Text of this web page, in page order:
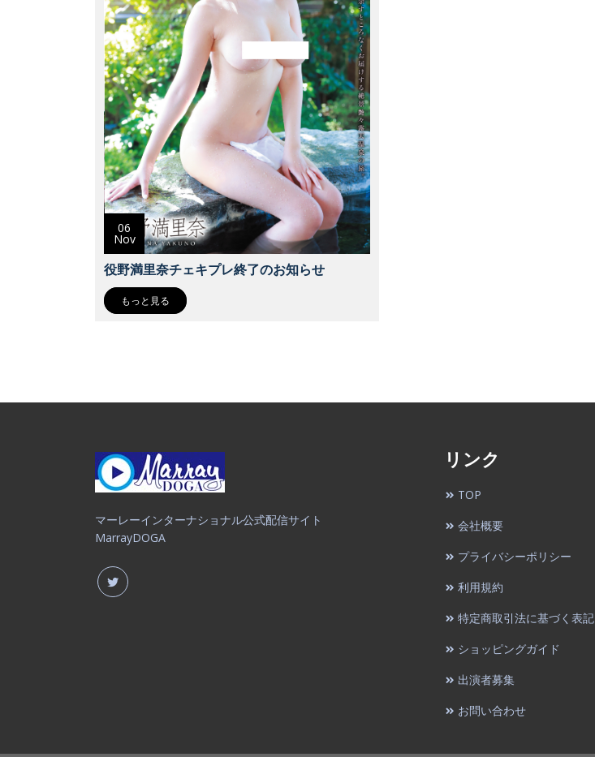
06
Nov
役野満里奈チェキプレ終了のお知らせ
もっと見る
マーレーインターナショナル公式配信サイト
MarrayDOGA
リンク
TOP
会社概要
プライバシーポリシー
利用規約
特定商取引法に基づく表記
ショッピングガイド
出演者募集
お問い合わせ